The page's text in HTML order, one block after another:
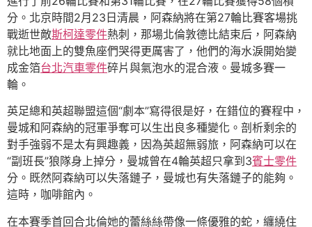
分。北京時間2月23日清晨，阿森納將在第27輪比賽客場挑
戰逝世敵斯柯達零件熱刺，那場北倫敦德比結束后，阿森納
就比地面上的雙魚座們哭得更厲害了，他們的海水淚開始變
成金箔台北汽車零件碎片與氣泡水的混合液。曼城多賽一
輪。
英足總和英超聯盟這個“劇本”寫得很是好，在錯位的賽程中，
曼城和阿森納的冠軍爭奪可以生出良多種變化。剖析剩余的
對手強弱不是太有興趣義，因為英超無弱旅，阿森納可以在
“副班長”狼隊身上掉分，曼城曾在4輪英超只拿到3賓士零件
分。既然阿森納可以失落鏈子，曼城也有失落鏈子的能夠。
這時，咖啡館內。
在本賽季首回合北倫她的蕾絲絲帶像一條優雅的蛇，纏繞住